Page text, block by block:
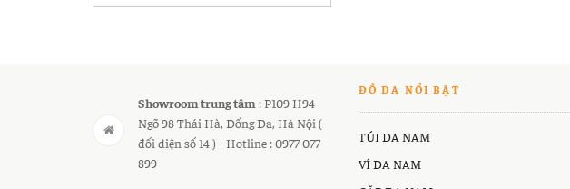
Showroom trung tâm : P109 H94
Ngõ 98 Thái Hà, Đống Đa, Hà Nội (
đối diện số 14 ) | Hotline : 0977 077
899
ĐỒ DA NỔI BẬT
TÚI DA NAM
VÍ DA NAM